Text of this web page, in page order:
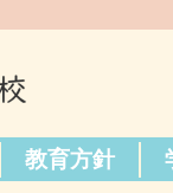
教育方針